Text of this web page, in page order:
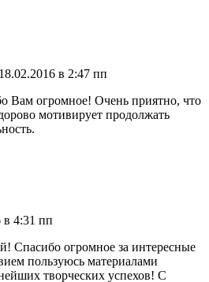
18.02.2016 в 2:47 пп
Вам огромное! Очень приятно, что
мотивирует продолжать
в 4:31 пп
Спасибо огромное за интересные
пользуюсь материалами
творческих успехов! С